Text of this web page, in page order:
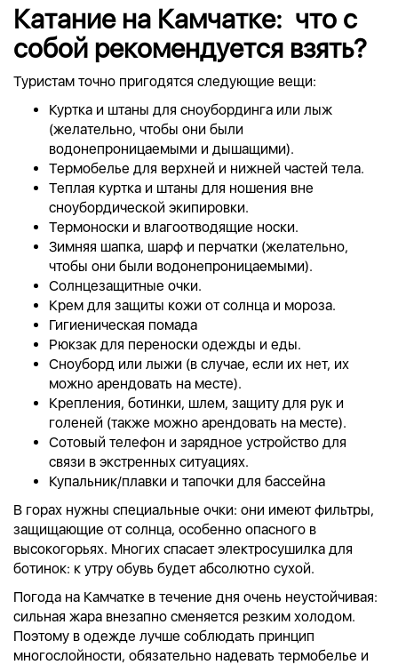
Катание на Камчатке: что с
собой рекомендуется взять?
Туристам точно пригодятся следующие вещи:
Куртка и штаны для сноубординга или лыж
(желательно, чтобы они были
водонепроницаемыми и дышащими).
Термобелье для верхней и нижней частей тела.
Теплая куртка и штаны для ношения вне
сноубордической экипировки.
Термоноски и влагоотводящие носки.
Зимняя шапка, шарф и перчатки (желательно,
чтобы они были водонепроницаемыми).
Солнцезащитные очки.
Крем для защиты кожи от солнца и мороза.
Гигиеническая помада
Рюкзак для переноски одежды и еды.
Сноуборд или лыжи (в случае, если их нет, их
можно арендовать на месте).
Крепления, ботинки, шлем, защиту для рук и
голеней (также можно арендовать на месте).
Сотовый телефон и зарядное устройство для
связи в экстренных ситуациях.
Купальник/плавки и тапочки для бассейна
В горах нужны специальные очки: они имеют фильтры,
защищающие от солнца, особенно опасного в
высокогорьях. Многих спасает электросушилка для
ботинок: к утру обувь будет абсолютно сухой.
Погода на Камчатке в течение дня очень неустойчивая:
сильная жара внезапно сменяется резким холодом.
Поэтому в одежде лучше соблюдать принцип
многослойности, обязательно надевать термобелье и